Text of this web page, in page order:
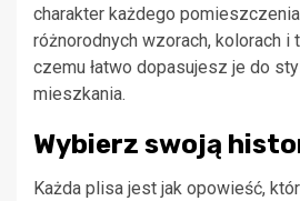
charakter każdego
różnorodnych wzorach, kolorach i
czemu łatwo dopasujesz je do
mieszkania.
Wybierz swoją
Każda plisa jest jak opowieść,